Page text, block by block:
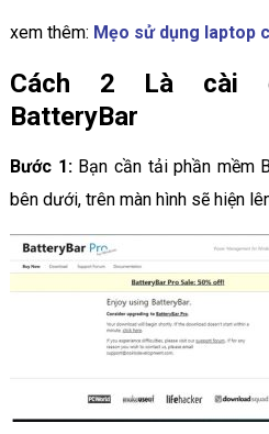
xem thêm: Mẹo sử dụng laptop
Cách 2 Là cài
BatteryBar
Bước 1:Bạn cần tải phần mềm
bên dưới, trên màn hình sẽ hiện